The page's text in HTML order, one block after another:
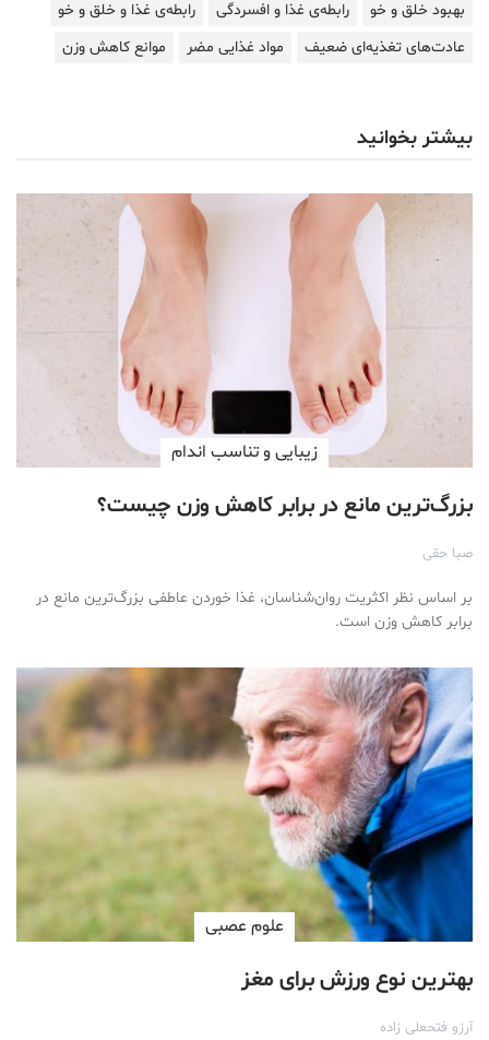
بهبود خلق و خو رابطه‌ی غذا و افسردگی
رابطه‌ی غذا و خلق و خو
عادت‌های تغذیه‌ای ضعیف
مواد غذایی مضر موانع کاهش وزن
بیشتر بخوانید
زیبایی و تناسب اندام
بزرگ‌ترین مانع در برابر کاهش وزن چیست؟
صبا حقی
بر اساس نظر اکثریت روان‌شناسان، غذا خوردن عاطفی بزرگ‌ترین مانع در
برابر کاهش وزن است.
علوم عصبی
بهترین نوع ورزش برای مغز
آرزو فتحعلی زاده